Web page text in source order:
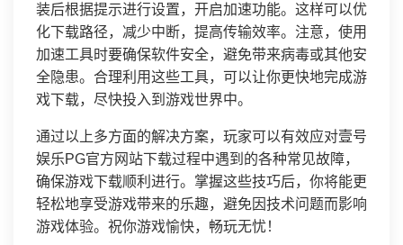
装后根据提示进行设置，开启加速功能。这样可以优
化下载路径，减少中断，提高传输效率。注意，使用
加速工具时要确保软件安全，避免带来病毒或其他安
全隐患。合理利用这些工具，可以让你更快地完成游
戏下载，尽快投入到游戏世界中。
通过以上多方面的解决方案，玩家可以有效应对壹号
娱乐PG官方网站下载过程中遇到的各种常见故障，
确保游戏下载顺利进行。掌握这些技巧后，你将能更
轻松地享受游戏带来的乐趣，避免因技术问题而影响
游戏体验。祝你游戏愉快，畅玩无忧！